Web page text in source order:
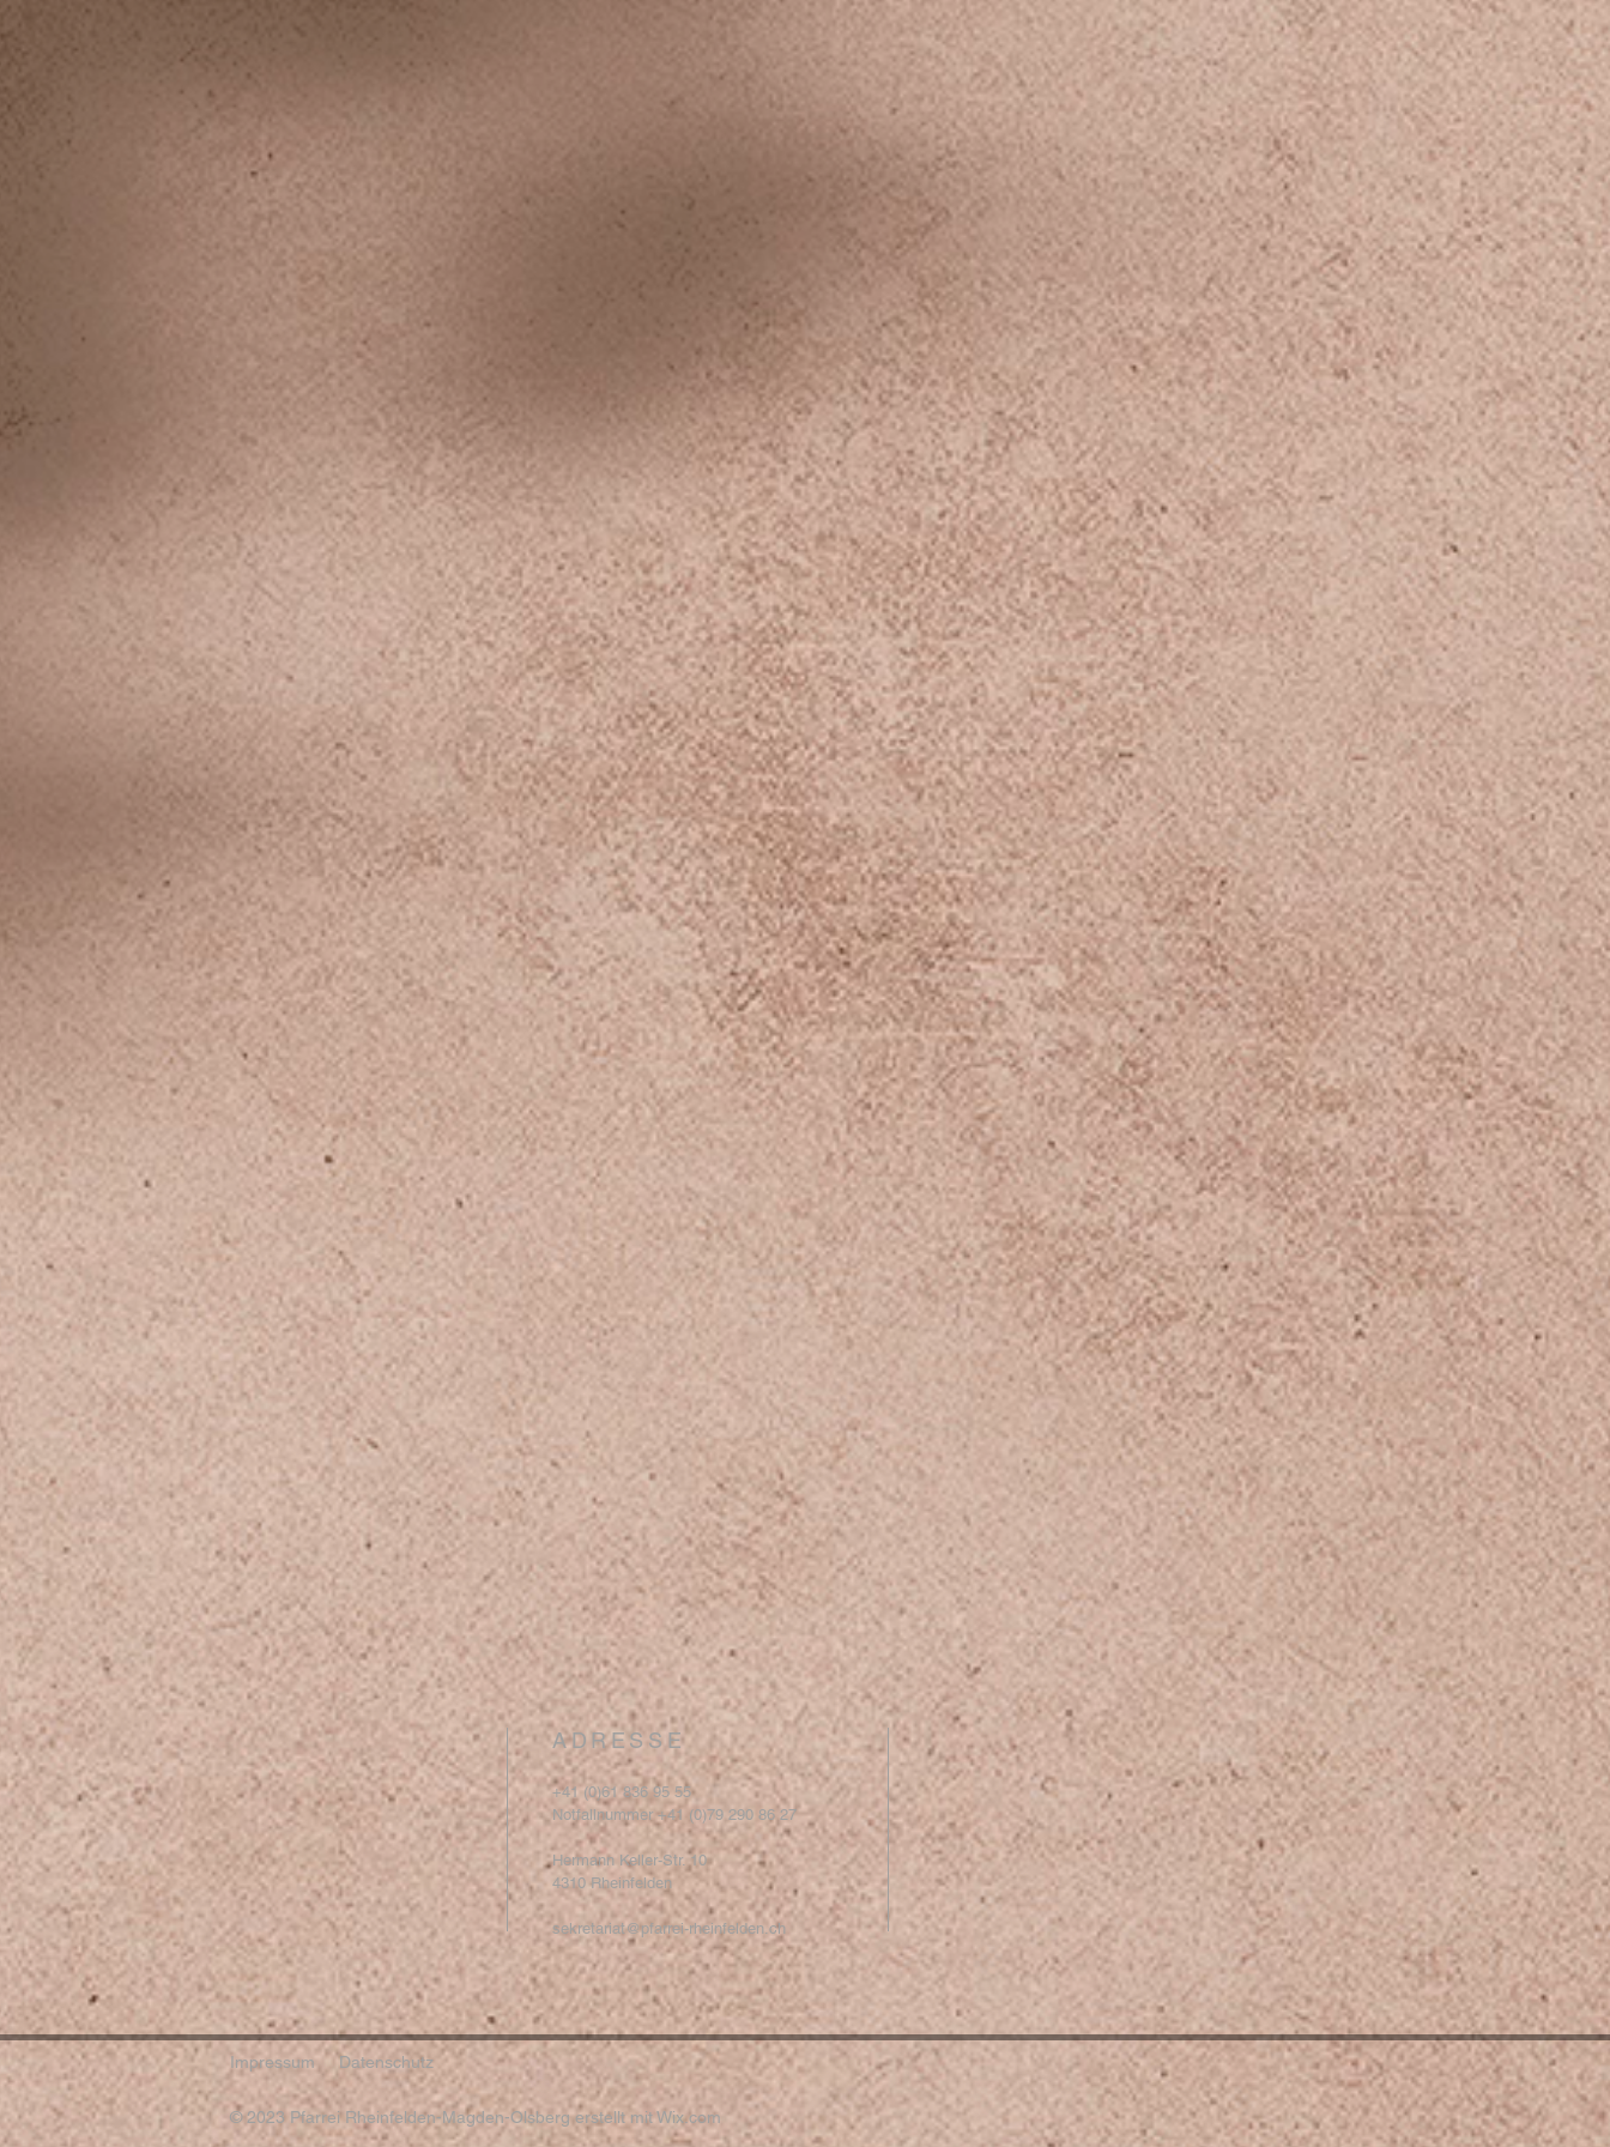
ADRESSE
+41 (0)61 836 95 55
Notfallnummer +41 (0)79 290 86 27
Hermann Keller-Str. 10
4310 Rheinfelden
sekretariat@pfarrei-rheinfelden.ch
Impressum Datenschutz
© 2023 Pfarrei Rheinfelden-Magden-Olsberg erstellt mitWix.com